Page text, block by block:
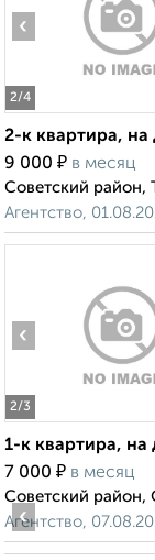
2/4
‹
2-к квартира,
9 000 ₽ в месяц
Советский район,
Агентство,
2/3
‹
1-к квартира,
7 000 ₽ в месяц
Советский район,
Агентство,
‹